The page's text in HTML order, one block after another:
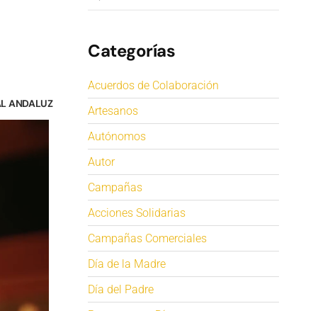
ANDALUZ
Categorías
Acuerdos de Colaboración
Artesanos
Autónomos
Autor
Campañas
Acciones Solidarias
Campañas Comerciales
Día de la Madre
Día del Padre